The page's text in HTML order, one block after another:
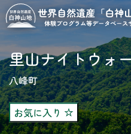
里山ナイトウォ
八峰町
お気に入り